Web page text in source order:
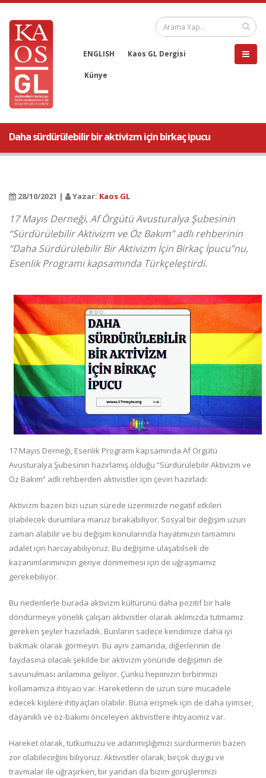
ENGLISH Kaos GL Dergisi
Künye
Daha sürdürülebilir bir aktivizm için birkaç ipucu
28/10/2021 | Yazar: Kaos GL
17 Mayıs Derneği, Af Örgütü Avusturalya Şubesinin
“Sürdürülebilir Aktivizm ve Öz Bakım” adlı rehberinin
“Daha Sürdürülebilir Bir Aktivizm İçin Birkaç İpucu”nu,
Esenlik Programı kapsamında Türkçeleştirdi.
17 Mayıs Derneği, Esenlik Programı kapsamında Af Örgütü
Avusturalya Şubesinin hazırlamış olduğu “Sürdürülebilir Aktivizm ve
Öz Bakım” adlı rehberden aktivistler için çeviri hazırladı:
Aktivizm bazen bizi uzun sürede üzerimizde negatif etkileri
olabilecek durumlara maruz bırakabiliyor. Sosyal bir değişim uzun
zaman alabilir ve bu değişim konularında hayatımızın tamamını
adalet için harcayabiliyoruz. Bu değişime ulaşabilsek de
kazanımlarımınızın geriye dönmemesi için de uğraşmamız
gerekebiliyor.
Bu nedenlerle burada aktivizm kültürünü daha pozitif bir hale
döndürmeye yönelik çalışan aktivistler olarak aklımızda tutmamız
gereken şeyler hazırladık. Bunların sadece kendimize daha iyi
bakmak olarak görmeyin. Bu aynı zamanda, diğerlerinin de
faydasına olacak şekilde bir aktivizm yönünde değişimin de
savunulması anlamına geliyor. Çünkü hepimizin birbirimizi
kollamamıza ihtiyacı var. Hareketlerin de uzun süre mücadele
edecek kişilere ihtiyaçları olabilir. Buna erişmek için de daha iyimser,
dayanıklı ve öz-bakımı önceleyen aktivistlere ihtiyacımız var.
Hareket olarak, tutkumuzu ve adanmışlığımızı sürdürmenin bazen
zor olabileceğini biliyoruz. Aktivistler olarak, birçok duygu ve
travmalar ile uğraşırken, bir yandan da bizim görüşlerimizi